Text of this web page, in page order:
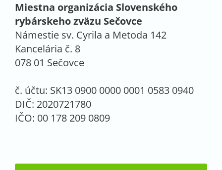
Miestna organizácia Slovenského
rybárskeho zväzu Sečovce
Námestie sv. Cyrila a Metoda 142
Kancelária č. 8
078 01 Sečovce
č. účtu: SK13 0900 0000 0001 0583 0940
DIČ: 2020721780
IČO: 00 178 209 0809